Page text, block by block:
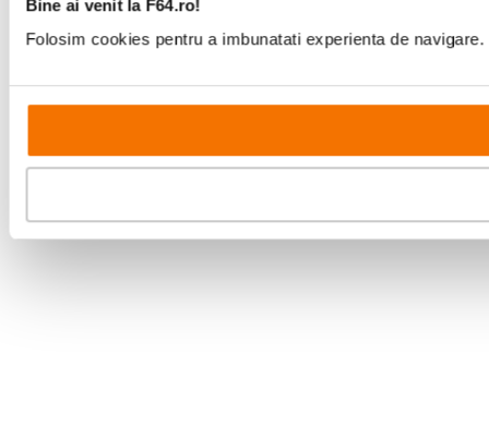
Bine ai venit la F64.ro!
Folosim cookies pentru a imbunatati experienta de